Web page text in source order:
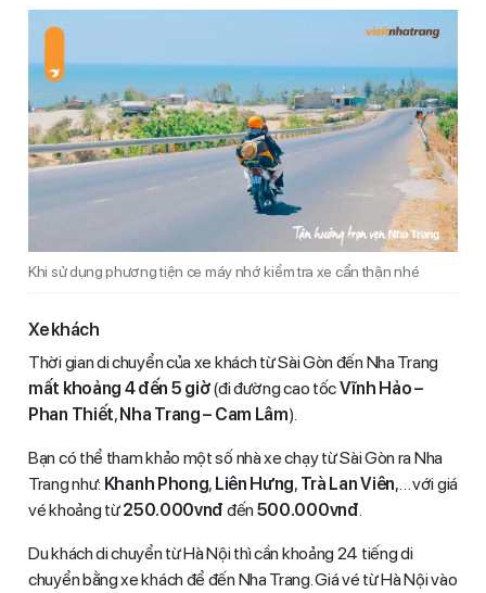
Khi sử dụng phương tiện ce máy nhớ kiểm tra xe cẩn thận nhé
Xe khách
Thời gian di chuyển của xe khách từ Sài Gòn đến Nha Trang
mất khoảng 4 đến 5 giờ(đi đường cao tốcVĩnh Hảo –
Phan Thiết,Nha Trang – Cam Lâm).
Bạn có thể tham khảo một số nhà xe chạy từ Sài Gòn ra Nha
Trang như: Khanh Phong, Liên Hưng, Trà Lan Viên,… với giá
vé khoảng từ250.000vnđ đến 500.000vnđ.
Du khách di chuyển từ Hà Nội thì cần khoảng 24 tiếng di
chuyển bằng xe khách để đến Nha Trang. Giá vé từ Hà Nội vào